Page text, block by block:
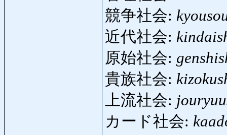
競争社会:
近代社会:
原始社会:
貴族社会:
上流社会:
カード社会: